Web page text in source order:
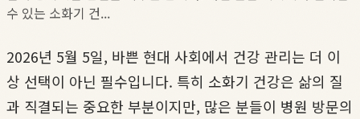
수 있는 소화기 건...
2026년 5월 5일, 바쁜 현대 사회에서 건강 관리는 더 이
상 선택이 아닌 필수입니다. 특히 소화기 건강은 삶의 질
과 직결되는 중요한 부분이지만, 많은 분들이 병원 방문의